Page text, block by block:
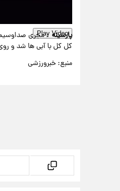
Play Video
پارسینه: مجری صداوسیما
کل کل با آبی ها شد و روی
منبع: خبرورزشی